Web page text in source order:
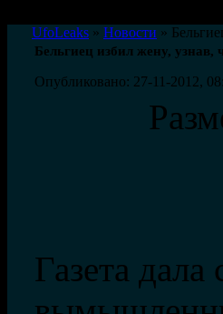
UfoLeaks » Новости »
Бельгиец избил жену,
Опубликовано: 27-11-2012,
Газета